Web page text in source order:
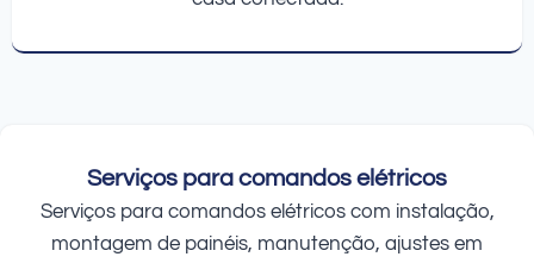
Serviços para comandos elétricos
Serviços para comandos elétricos com instalação,
montagem de painéis, manutenção, ajustes em